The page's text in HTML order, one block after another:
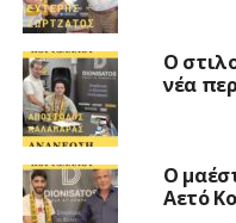
Ο
νέα
Ο
Αετό